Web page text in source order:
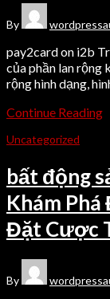
By
pay2card on i2b
của phần lan rộng
rộng hình dạng,
Continue Reading
Uncategorized
bất động
Khám Phá
Đặt Cược
By